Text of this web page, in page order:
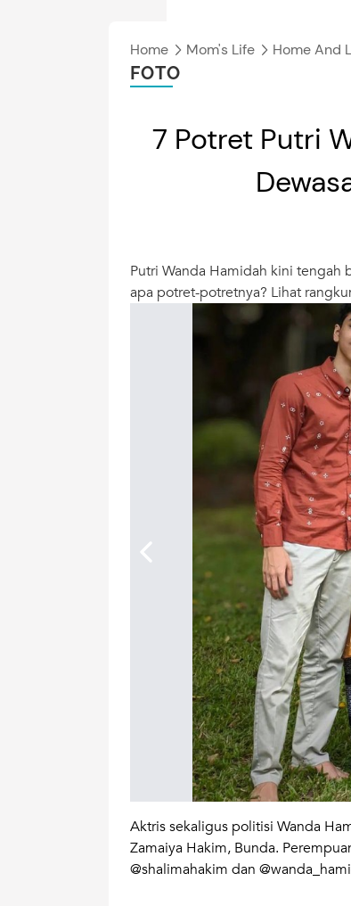
Home Mom's Life Home And
FOTO
7 Potret Putri
Putri Wanda Hamidah kini tengah
apa potret-potretnya? Lihat
Aktris sekaligus politisi Wanda
Zamaiya Hakim, Bunda.
@shalimahakim dan